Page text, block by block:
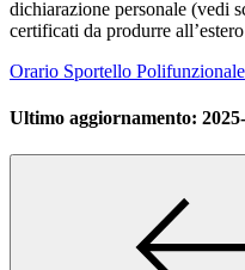
dichiarazione personale (vedi
certificati da produrre
Orario Sportello Polifunzionale
Ultimo aggiornamento: